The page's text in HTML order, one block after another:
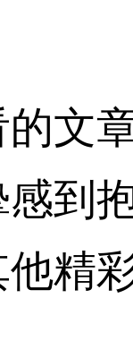
文
感到
精